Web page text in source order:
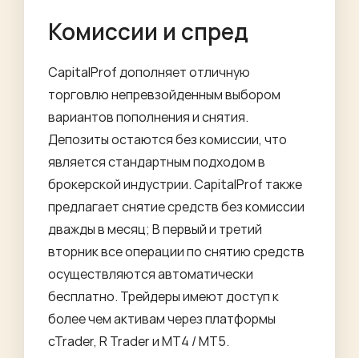
Комиссии и спред
CapitalProf дополняет отличную
торговлю непревзойденным выбором
вариантов пополнения и снятия.
Депозиты остаются без комиссии, что
является стандартным подходом в
брокерской индустрии. CapitalProf также
предлагает снятие средств без комиссии
дважды в месяц; В первый и третий
вторник все операции по снятию средств
осуществляются автоматически
бесплатно. Трейдеры имеют доступ к
более чем активам через платформы
cTrader, R Trader и MT4 / MT5.